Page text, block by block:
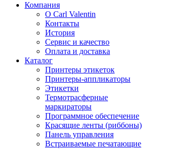
Компания
О Carl Valentin
Контакты
История
Сервис и качество
Оплата и доставка
Каталог
Принтеры этикеток
Принтеры-аппликаторы
Этикетки
Термотрасферные
маркираторы
Программное обеспечение
Красящие ленты (риббоны)
Панель управления
Встраиваемые печатающие